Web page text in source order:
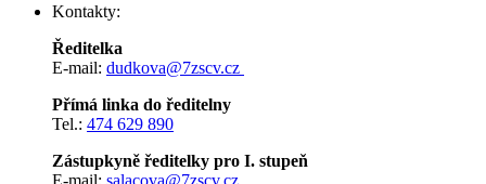
Kontakty:
Ředitelka
E-mail: dudkova@7zscv.cz
Přímá linka do ředitelny
Tel.: 474 629 890
Zástupkyně ředitelky pro I. stupeň
E-mail: salacova@7zscv.cz